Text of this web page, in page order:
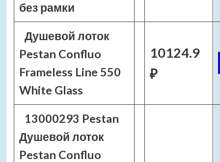
без рамки
Душевой лоток
Pestan Confluo
Frameless Line 550
White Glass
10124.9
₽
13000293 Pestan
Душевой лоток
Pestan Confluo